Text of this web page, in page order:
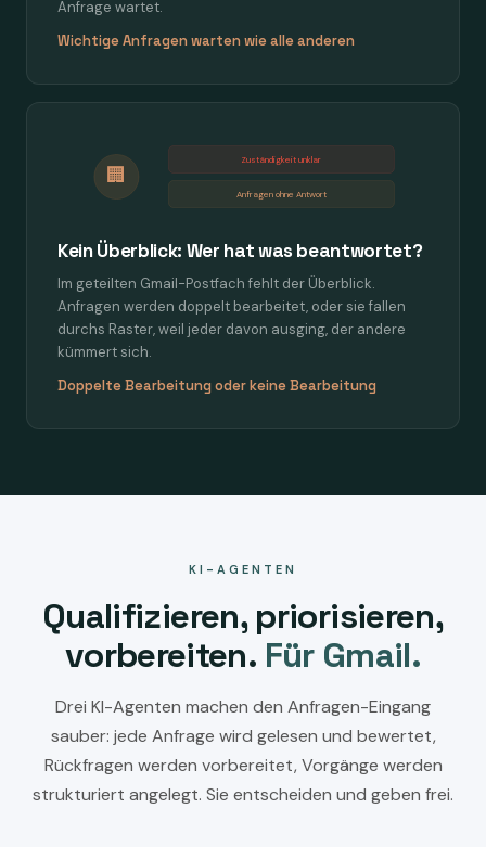
Anfrage wartet.
Wichtige Anfragen warten wie alle anderen
🏢
Zuständigkeit unklar
Anfragen ohne Antwort
Kein Überblick: Wer hat was beantwortet?
Im geteilten Gmail-Postfach fehlt der Überblick.
Anfragen werden doppelt bearbeitet, oder sie fallen
durchs Raster, weil jeder davon ausging, der andere
kümmert sich.
Doppelte Bearbeitung oder keine Bearbeitung
KI-AGENTEN
Qualifizieren, priorisieren,
vorbereiten. Für Gmail.
Drei KI-Agenten machen den Anfragen-Eingang
sauber: jede Anfrage wird gelesen und bewertet,
Rückfragen werden vorbereitet, Vorgänge werden
strukturiert angelegt. Sie entscheiden und geben frei.